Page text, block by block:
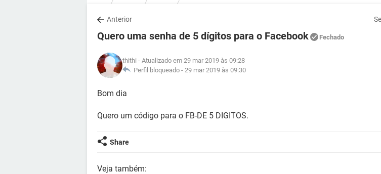
Anterior
Quero uma senha de 5 dígitos para o Facebook Fechado
thithi - Atualizado em 29 mar 2019 às 09:28
Perfil bloqueado - 29 mar 2019 às 09:30
Bom dia
Quero um código para o FB-DE 5 DIGITOS.
Share
Veja também: